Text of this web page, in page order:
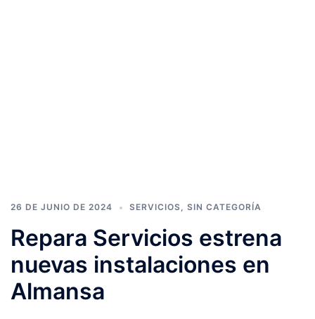
26 DE JUNIO DE 2024 SERVICIOS SIN CATEGORÍA
Repara Servicios estrena
nuevas instalaciones en
Almansa